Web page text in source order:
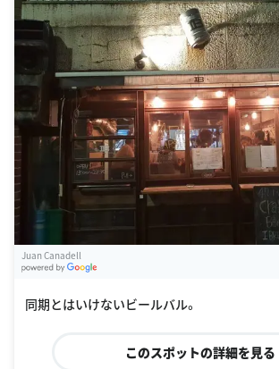
Juan Canadell
同期とはいけないビールバル。
このスポットの詳細を見る